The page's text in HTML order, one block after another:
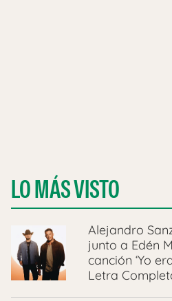
LO MÁS VISTO
Alejandro
junto a Edén
canción ‘Yo
Letra